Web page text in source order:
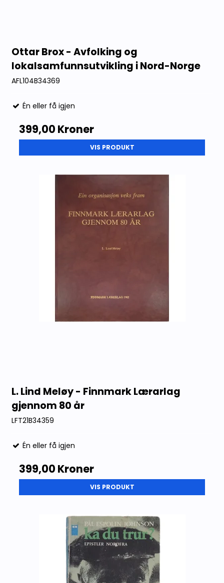
Ottar Brox - Avfolking og
lokalsamfunnsutvikling i Nord-Norge
AFL104B34369
Én eller få igjen
399,00 Kroner
VIS PRODUKT
L. Lind Meløy - Finnmark Lærarlag
gjennom 80 år
LFT21B34359
Én eller få igjen
399,00 Kroner
VIS PRODUKT